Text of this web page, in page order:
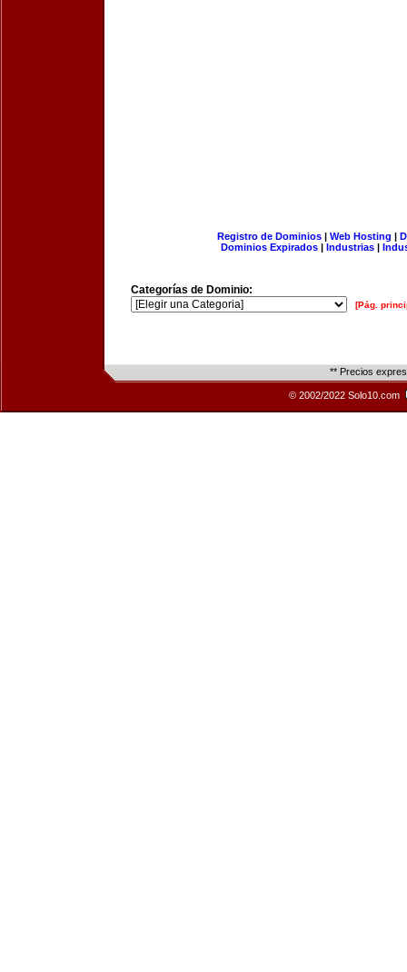
Registro de Dominios| Web Hosting |
Dominios Expirados | Industrias |
Categorías de Dominio:
[Pág.
** Precios
© 2002/2022 Solo10.com